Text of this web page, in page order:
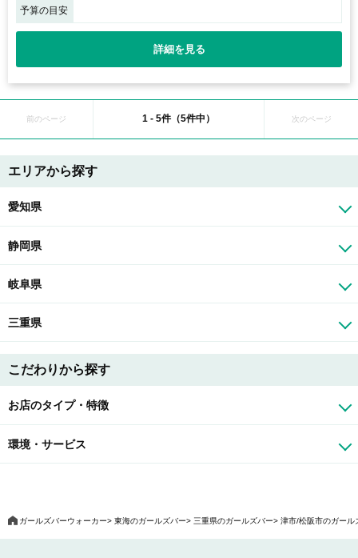
予算の目安
詳細を見る
前のページ 1 - 5件（5件中） 次のページ
エリアから探す
愛知県
静岡県
岐阜県
三重県
こだわりから探す
お店のタイプ・特徴
環境・サービス
ガールズバーウォーカー 東海のガールズバー 三重県のガールズバー 津市/松阪市のガール